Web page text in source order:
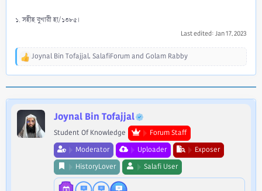
১. সহীহ বুখারী হা/১৩৮৫।
Last edited: Jan 17, 2023
R
i
o
n
Joynal Bin Tofajjal, SalafiForumand Golam Rabby
Joynal Bin Tofajjal
Student Of Knowledge
Forum Staff
Moderator
Uploader
Exposer
HistoryLover
Salafi User